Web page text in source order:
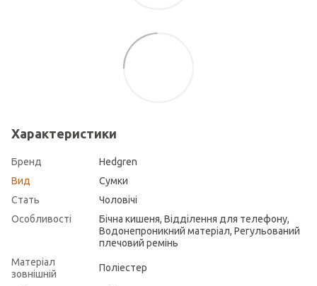
Характеристики
Бренд
Hedgren
Вид
Сумки
Стать
Чоловічі
Особливості
Бічна кишеня, Відділення для телефону,
Водонепроникний матеріал, Регульований
плечовий ремінь
Матеріал
зовнішній
Поліестер